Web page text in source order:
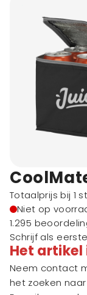
Totaalprijs bij 1
Niet op
1.295
Schrijf als
Het artikel
Neem contact
het zoeken